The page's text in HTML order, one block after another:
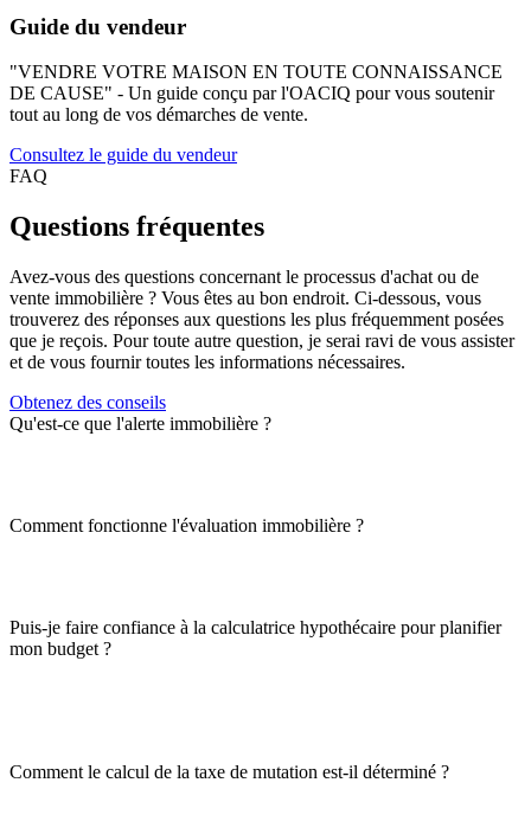
Guide du vendeur
"VENDRE VOTRE MAISON EN TOUTE CONNAISSANCE
DE CAUSE" - Un guide conçu par l'OACIQ pour vous soutenir
tout au long de vos démarches de vente.
Consultez le guide du vendeur
FAQ
Questions fréquentes
Avez-vous des questions concernant le processus d'achat ou de
vente immobilière ? Vous êtes au bon endroit. Ci-dessous, vous
trouverez des réponses aux questions les plus fréquemment posées
que je reçois. Pour toute autre question, je serai ravi de vous assister
et de vous fournir toutes les informations nécessaires.
Obtenez des conseils
Qu'est-ce que l'alerte immobilière ?
Comment fonctionne l'évaluation immobilière ?
Puis-je faire confiance à la calculatrice hypothécaire pour planifier
mon budget ?
Comment le calcul de la taxe de mutation est-il déterminé ?